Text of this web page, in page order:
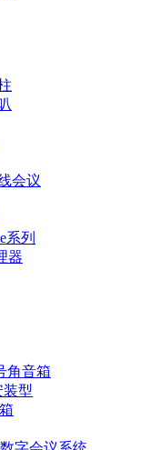
会议
系列
器
角音箱
型